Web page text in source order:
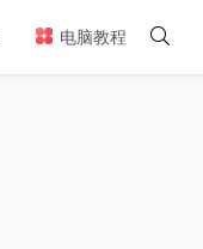
电脑教程